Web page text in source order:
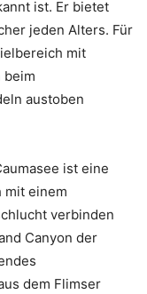
ist. Er bietet
jeden Alters. Für
mit
beim
austoben
ist eine
mit einem
verbinden
Canyon der
dem Flimser